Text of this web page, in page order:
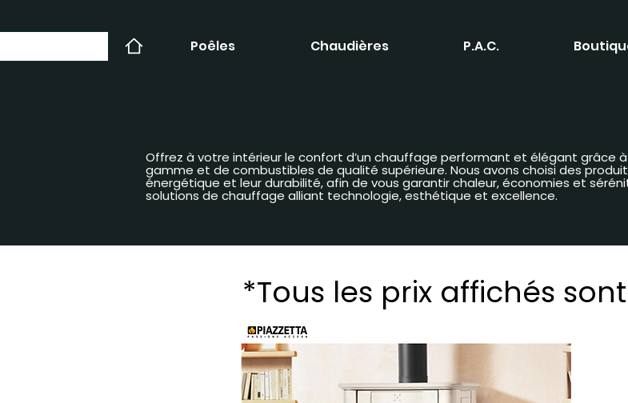
Poêles Chaudières P.A.C.
Offrez à votre intérieur le confort d’un chauffage performant et élégant grâce
gamme et de combustibles de qualité supérieure. Nous avons choisi des
énergétique et leur durabilité, afin de vous garantir chaleur, économies et
solutions de chauffage alliant technologie, esthétique et excellence.
*Tous les prix affichés sont